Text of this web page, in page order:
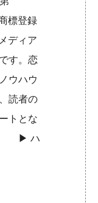
標登録
ディア
す。恋
ウハウ
読者の
トとな
。 ▶︎ハ